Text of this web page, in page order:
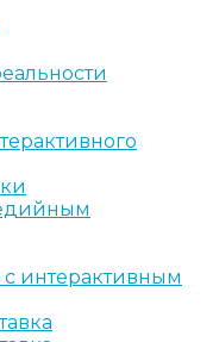
интерактивным